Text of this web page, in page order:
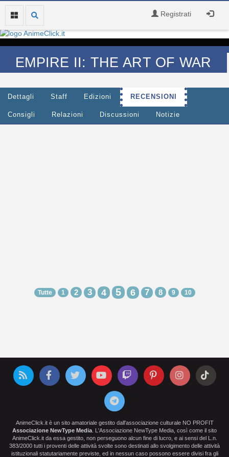
Registrati
EMPIRE II: THE ART OF WAR
Dettagli Staff Edizioni RECENSIONI
Consigli Relazioni Discussioni Notizie
Tutte 1 2 3 4 5 6 7 8 9 10
AnimeClick.it è un sito amatoriale gestito dall'associazione culturale NO PROFIT
Associazione NewType Media . L'Associazione NewType Media, così come il sito
AnimeClick.it da essa gestito, non perseguono alcun fine di lucro, e ai sensi del L.n.
383/2000 tutti i proventi delle attività svolte sono destinati allo svolgimento delle attività
istituzionali statutariamente previste, ed in nessun caso possono essere divisi fra gli